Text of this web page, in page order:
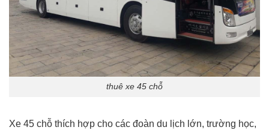
thuê xe 45 chỗ
Xe 45 chỗ thích hợp cho các đoàn du lịch lớn, trường học,